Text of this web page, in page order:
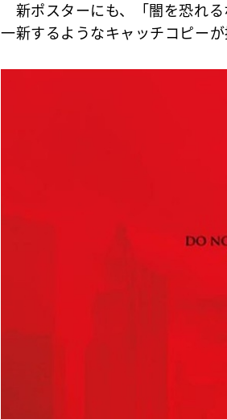
新ポスターにも、「闇を恐れ
一新するようなキャッチコピーが